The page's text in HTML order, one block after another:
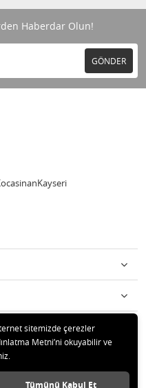
Haberdar Olun!
GÖNDER
Mağazası Tüm hakları saklıdır.
sitemizde çerezler
Metni’ni okuyabilir ve
Tümünü Kabul Et